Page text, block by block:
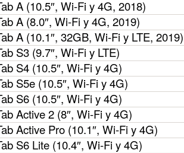
A (10.5″, Wi-Fi y 4G, 2018)
A (8.0″, Wi-Fi y 4G, 2019)
A (10.1″, 32GB, Wi-Fi y LTE, 2019)
S3 (9.7″, Wi-Fi y LTE)
S4 (10.5″, Wi-Fi y 4G)
S5e (10.5″, Wi-Fi y 4G)
S6 (10.5″, Wi-Fi y 4G)
Active 2 (8″, Wi-Fi y 4G)
Active Pro (10.1″, Wi-Fi y 4G)
S6 Lite (10.4″, Wi-Fi y 4G)